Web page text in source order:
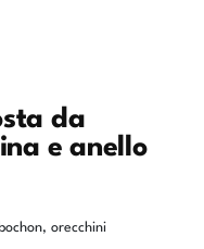
da
e anello
orecchini